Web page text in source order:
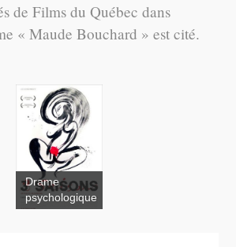
de Films du Québec dans
« Maude Bouchard » est cité.
Drame
psychologique